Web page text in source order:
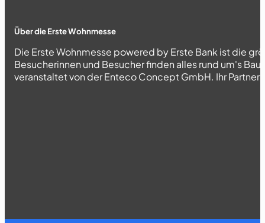
Über die Erste Wohnmesse
Die Erste Wohnmesse powered by Erste Bank ist die
Besucherinnen und Besucher finden alles rund um's
veranstaltet von der Enteco Concept GmbH. Ihr Partner